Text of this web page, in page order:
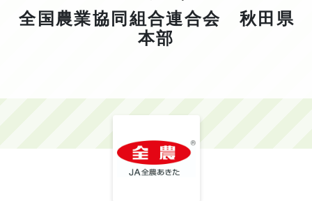
全国農業協同組合連合会 秋田県
本部